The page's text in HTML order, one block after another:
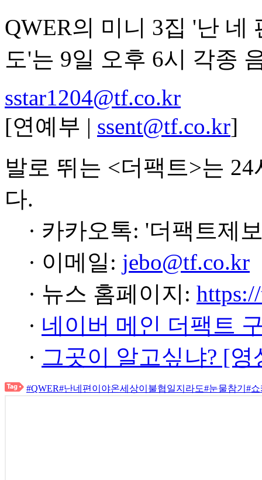
QWER의 미니 3집 '난 네
도'는 9일 오후 6시 각종
sstar1204@tf.co.kr
[연예부 | ssent@tf.co.kr]
발로 뛰는 <더팩트>는
다.
· 카카오톡: '더팩트제
· 이메일: jebo@tf.co.kr
· 뉴스 홈페이지:
· 네이버 메인 더팩트
· 그곳이 알고싶냐? [
#QWER#난네편이야온세상이불협일지라도#눈물참기 #